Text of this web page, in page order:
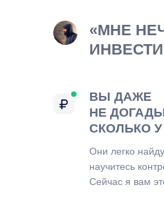
«МНЕ
ВЫ ДАЖЕ
НЕ
СКОЛЬКО
Они легко
научитесь
Сейчас я вам